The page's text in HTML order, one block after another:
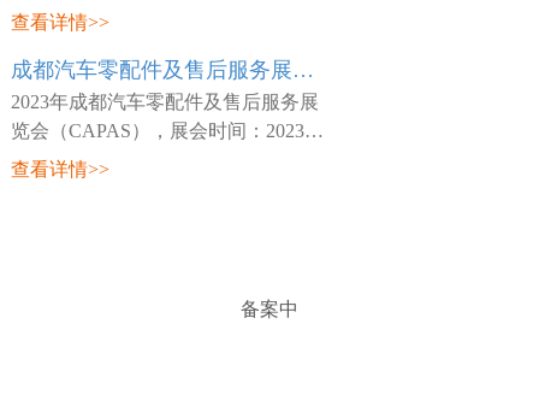
（Automechanika Shanghai），展会时
地点：中国-深圳-宝安区福海街道展城
路1号-深圳国际会
查看详情>>
成都汽车零配件及售后服务展览会 CAPAS
2023年成都汽车零配件及售后服务展
览会（CAPAS），展会时间：2023年
05月18日~05月20日，展会地点：中
查看详情>>
备案中